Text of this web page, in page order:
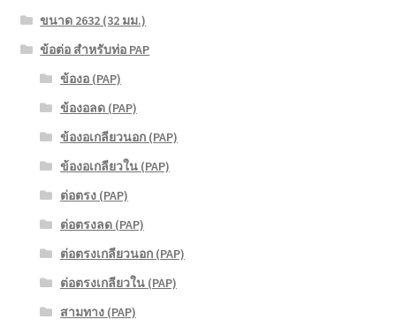
ขนาด 2632 (32 มม.)
ข้อต่อ สำหรับท่อ PAP
ข้องอ (PAP)
ข้องอลด (PAP)
ข้องอเกลียวนอก (PAP)
ข้องอเกลียวใน (PAP)
ต่อตรง (PAP)
ต่อตรงลด (PAP)
ต่อตรงเกลียวนอก (PAP)
ต่อตรงเกลียวใน (PAP)
สามทาง (PAP)